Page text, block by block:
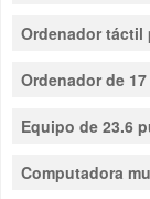
Ordenador táctil
Ordenador de
Equipo de 23.6
Computadora